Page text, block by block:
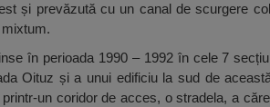
și prevăzută cu un canal de scurgere
în perioada 1990 – 1992 în cele 7
Oituz și a unui edificiu la sud de
un coridor de acces, o stradela, a